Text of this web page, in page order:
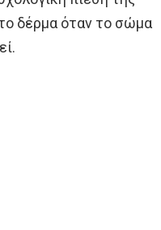
δέρμα όταν το σώμα